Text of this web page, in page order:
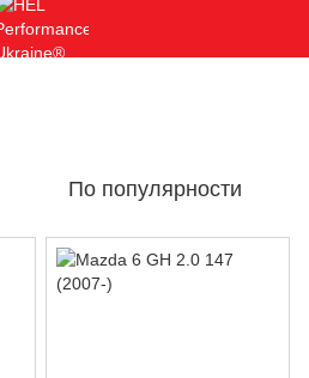
По популярности